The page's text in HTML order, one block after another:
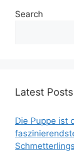
Search
Latest Posts
Die Puppe ist
Schmetterlings